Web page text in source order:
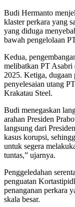
Budi Hermanto
klaster perkara yang
yang diduga
bawah pengelolaan
Kedua,
melibatkan PT Asabri
2025. Ketiga, dugaan
penyelesaian utang
Krakatau Steel.
Budi menegaskan
arahan Presiden
langsung dari
kasus korupsi,
untuk segera
tuntas,” ujarnya.
Penggeledahan
penguatan
penanganan perkara
skala besar.